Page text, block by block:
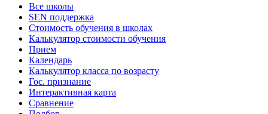
Все школы
SEN поддержка
Стоимость обучения в школах
Калькулятор стоимости обучения
Прием
Календарь
Калькулятор класса по возрасту
Гос. признание
Интерактивная карта
Сравнение